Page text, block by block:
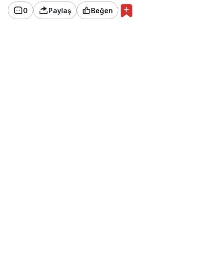
0 Paylaş Beğen